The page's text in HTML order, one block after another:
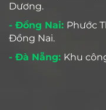
Dương.
- Đồng Nai: Phước
Đồng Nai.
- Đà Nẵng: Khu